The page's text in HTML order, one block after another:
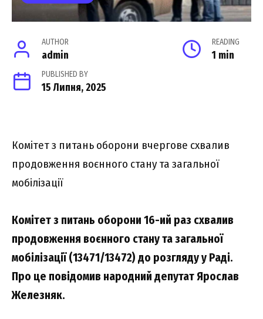
AUTHOR
admin
READING
1 min
PUBLISHED BY
15 Липня, 2025
Комітет з питань оборони вчергове схвалив
продовження воєнного стану та загальної
мобілізації
Комітет з питань оборони 16-ий раз схвалив
продовження воєнного стану та загальної
мобілізації (13471/13472) до розгляду у Раді.
Про це повідомив народний депутат Ярослав
Железняк.